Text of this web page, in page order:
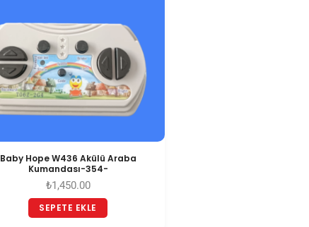
Baby Hope W436 Akülü Araba
Kumandası-354-
₺1,450.00
SEPETE EKLE